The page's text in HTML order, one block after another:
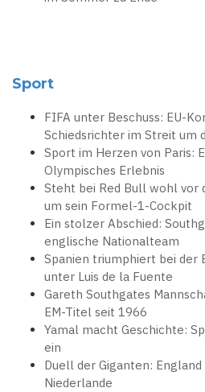
Sport
FIFA unter Beschuss: EU-
Schiedsrichter im Streit um
Sport im Herzen von Paris:
Olympisches Erlebnis
Steht bei Red Bull wohl vor
um sein Formel-1-Cockpit
Ein stolzer Abschied:
englische Nationalteam
Spanien triumphiert bei der
unter Luis de la Fuente
Gareth Southgates
EM-Titel seit 1966
Yamal macht Geschichte:
ein
Duell der Giganten:
Niederlande